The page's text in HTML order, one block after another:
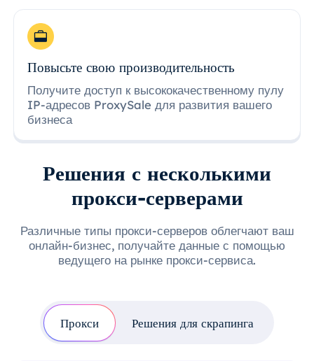
Повысьте свою производительность
Получите доступ к высококачественному пулу
IP-адресов ProxySale для развития вашего
бизнеса
Решения с несколькими
прокси-серверами
Различные типы прокси-серверов облегчают ваш
онлайн-бизнес, получайте данные с помощью
ведущего на рынке прокси-сервиса.
Прокси Решения для скрапинга